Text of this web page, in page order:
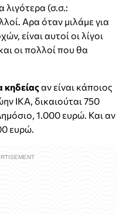
λιγότερα (σ.σ.:
Αρα όταν μιλάμε για
είναι αυτοί οι λίγοι
οι πολλοί που θα
κηδείαςαν είναι κάποιος
ΙΚΑ, δικαιούται 750
1.000 ευρώ. Και αν
ευρώ.